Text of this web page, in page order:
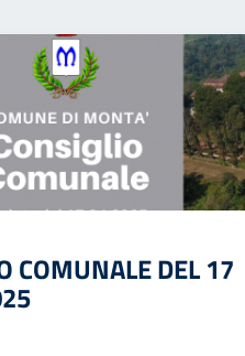
COMUNALE DEL 17